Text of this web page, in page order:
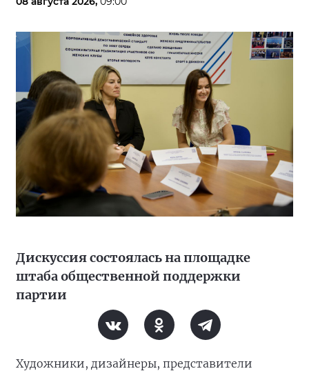
Дискуссия состоялась на площадке
штаба общественной поддержки
партии
Художники, дизайнеры, представители